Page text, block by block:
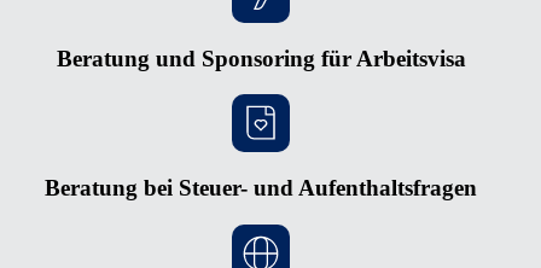
Beratung und Sponsoring für Arbeitsvisa
Beratung bei Steuer- und Aufenthaltsfragen